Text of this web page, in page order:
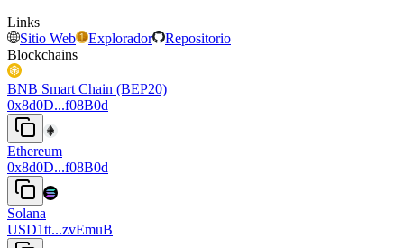
Links
Sitio Web
Explorador
Repositorio
Blockchains
BNB Smart Chain (BEP20)
0x8d0D...f08B0d
Ethereum
0x8d0D...f08B0d
Solana
USD1tt...zvEmuB